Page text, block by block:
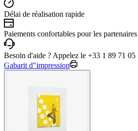
Délai de réalisation rapide
Paiements confortables pour les
Besoin d'aide ? Appelez le +33 1 89 71 05
Gabarit d"impression